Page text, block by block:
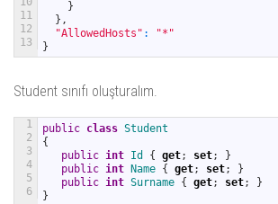
11
12
13
}
} ,
"AllowedHosts" :
"*"
}
Student sınıfı oluşturalım.
1
2
3
4
5
6
public class Student
{
public int Id { get; set;
}
public int Name { get; set;
}
public int Surname { get; set;
}
}